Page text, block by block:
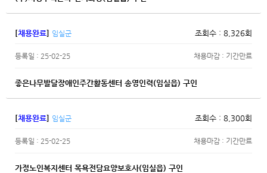
[채용완료] 임실군 조회수 : 8,326회
등록일 : 25-02-25 채용마감 : 기간만료
좋은나무발달장애인주간활동센터 송영인력(임실읍) 구인
[채용완료] 임실군 조회수 : 8,300회
등록일 : 25-02-25 채용마감 : 기간만료
가정노인복지센터 목욕전담요양보호사(임실읍) 구인